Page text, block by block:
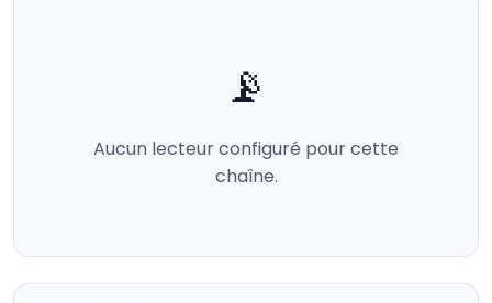
📡
Aucun lecteur configuré pour cette
chaîne.